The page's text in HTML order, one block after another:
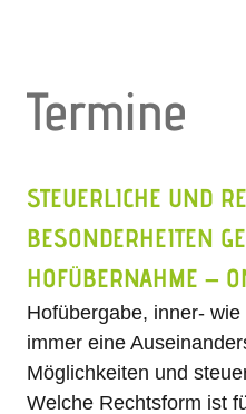
Termine
STEUERLICHE UND
BESONDERHEITEN
HOFÜBERNAHME –
Hofübergabe, inner-
immer eine
Möglichkeiten und
Welche Rechtsform ist